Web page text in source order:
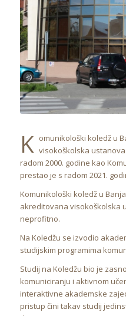
K omunikološki koledž u
visokoškolska ustanova
radom 2000. godine kao
prestao je s radom 2021.
Komunikološki koledž u
akreditovana visokoškolska
neprofitno.
Na Koledžu se izvodio
studijskim programima
Studij na Koledžu bio je
komuniciranju i aktivnom
interaktivne akademske
pristup čini takav studij